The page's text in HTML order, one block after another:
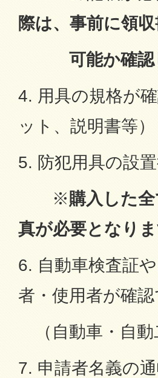
際は、事前に領
可能か確認し
4. 用具の規格が
ット、説明書等）
5. 防犯用具の設
※購入した
真が必要となりま
6. 自動車検査証
者・使用者が確
（自動車・自動
7. 申請者名義の